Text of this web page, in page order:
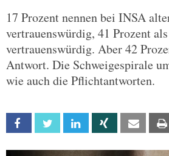
17 Prozent nennen bei INSA
vertrauenswürdig, 41 Prozent
vertrauenswürdig. Aber 42
Antwort. Die Schweigespirale
wie auch die Pflichtantworten.
Facebook Twitter Linkedin Xing Email